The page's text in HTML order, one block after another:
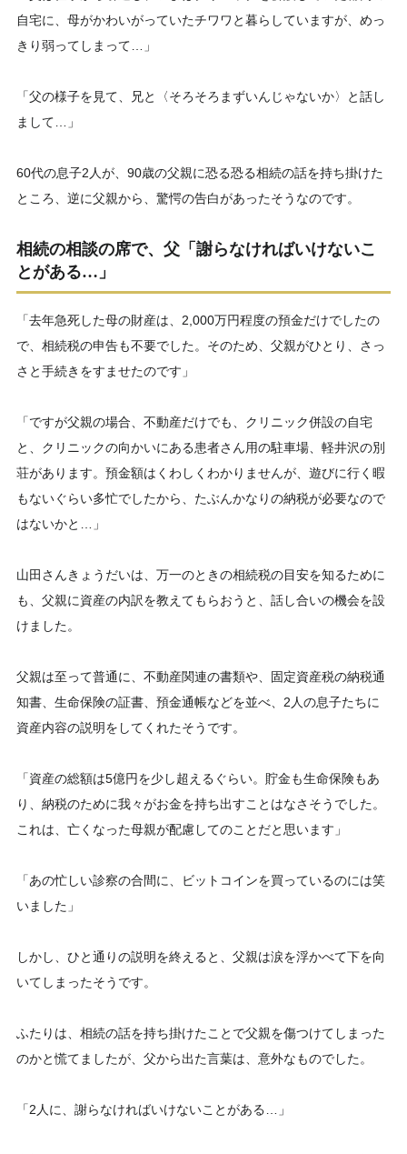
自宅に、母がかわいがっていたチワワと暮らしていますが、めっ
きり弱ってしまって…」
「父の様子を見て、兄と〈そろそろまずいんじゃないか〉と話し
まして…」
60代の息子2人が、90歳の父親に恐る恐る相続の話を持ち掛けた
ところ、逆に父親から、驚愕の告白があったそうなのです。
相続の相談の席で、父「 謝らなければいけないこ
とがある…」
「去年急死した母の財産は、2,000万円程度の預金だけでしたの
で、相続税の申告も不要でした。そのため、父親がひとり、さっ
さと手続きをすませたのです」
「ですが父親の場合、不動産だけでも、クリニック併設の自宅
と、クリニックの向かいにある患者さん用の駐車場、軽井沢の別
荘があります。預金額はくわしくわかりませんが、遊びに行く暇
もないぐらい多忙でしたから、たぶんかなりの納税が必要なので
はないかと…」
山田さんきょうだいは、万一のときの相続税の目安を知るために
も、父親に資産の内訳を教えてもらおうと、話し合いの機会を設
けました。
父親は至って普通に、不動産関連の書類や、固定資産税の納税通
知書、生命保険の証書、預金通帳などを並べ、2人の息子たちに
資産内容の説明をしてくれたそうです。
「資産の総額は5億円を少し超えるぐらい。貯金も生命保険もあ
り、納税のために我々がお金を持ち出すことはなさそうでした。
これは、亡くなった母親が配慮してのことだと思います」
「あの忙しい診察の合間に、ビットコインを買っているのには笑
いました」
しかし、ひと通りの説明を終えると、父親は涙を浮かべて下を向
いてしまったそうです。
ふたりは、相続の話を持ち掛けたことで父親を傷つけてしまった
のかと慌てましたが、父から出た言葉は、意外なものでした。
「2人に、謝らなければいけないことがある…」